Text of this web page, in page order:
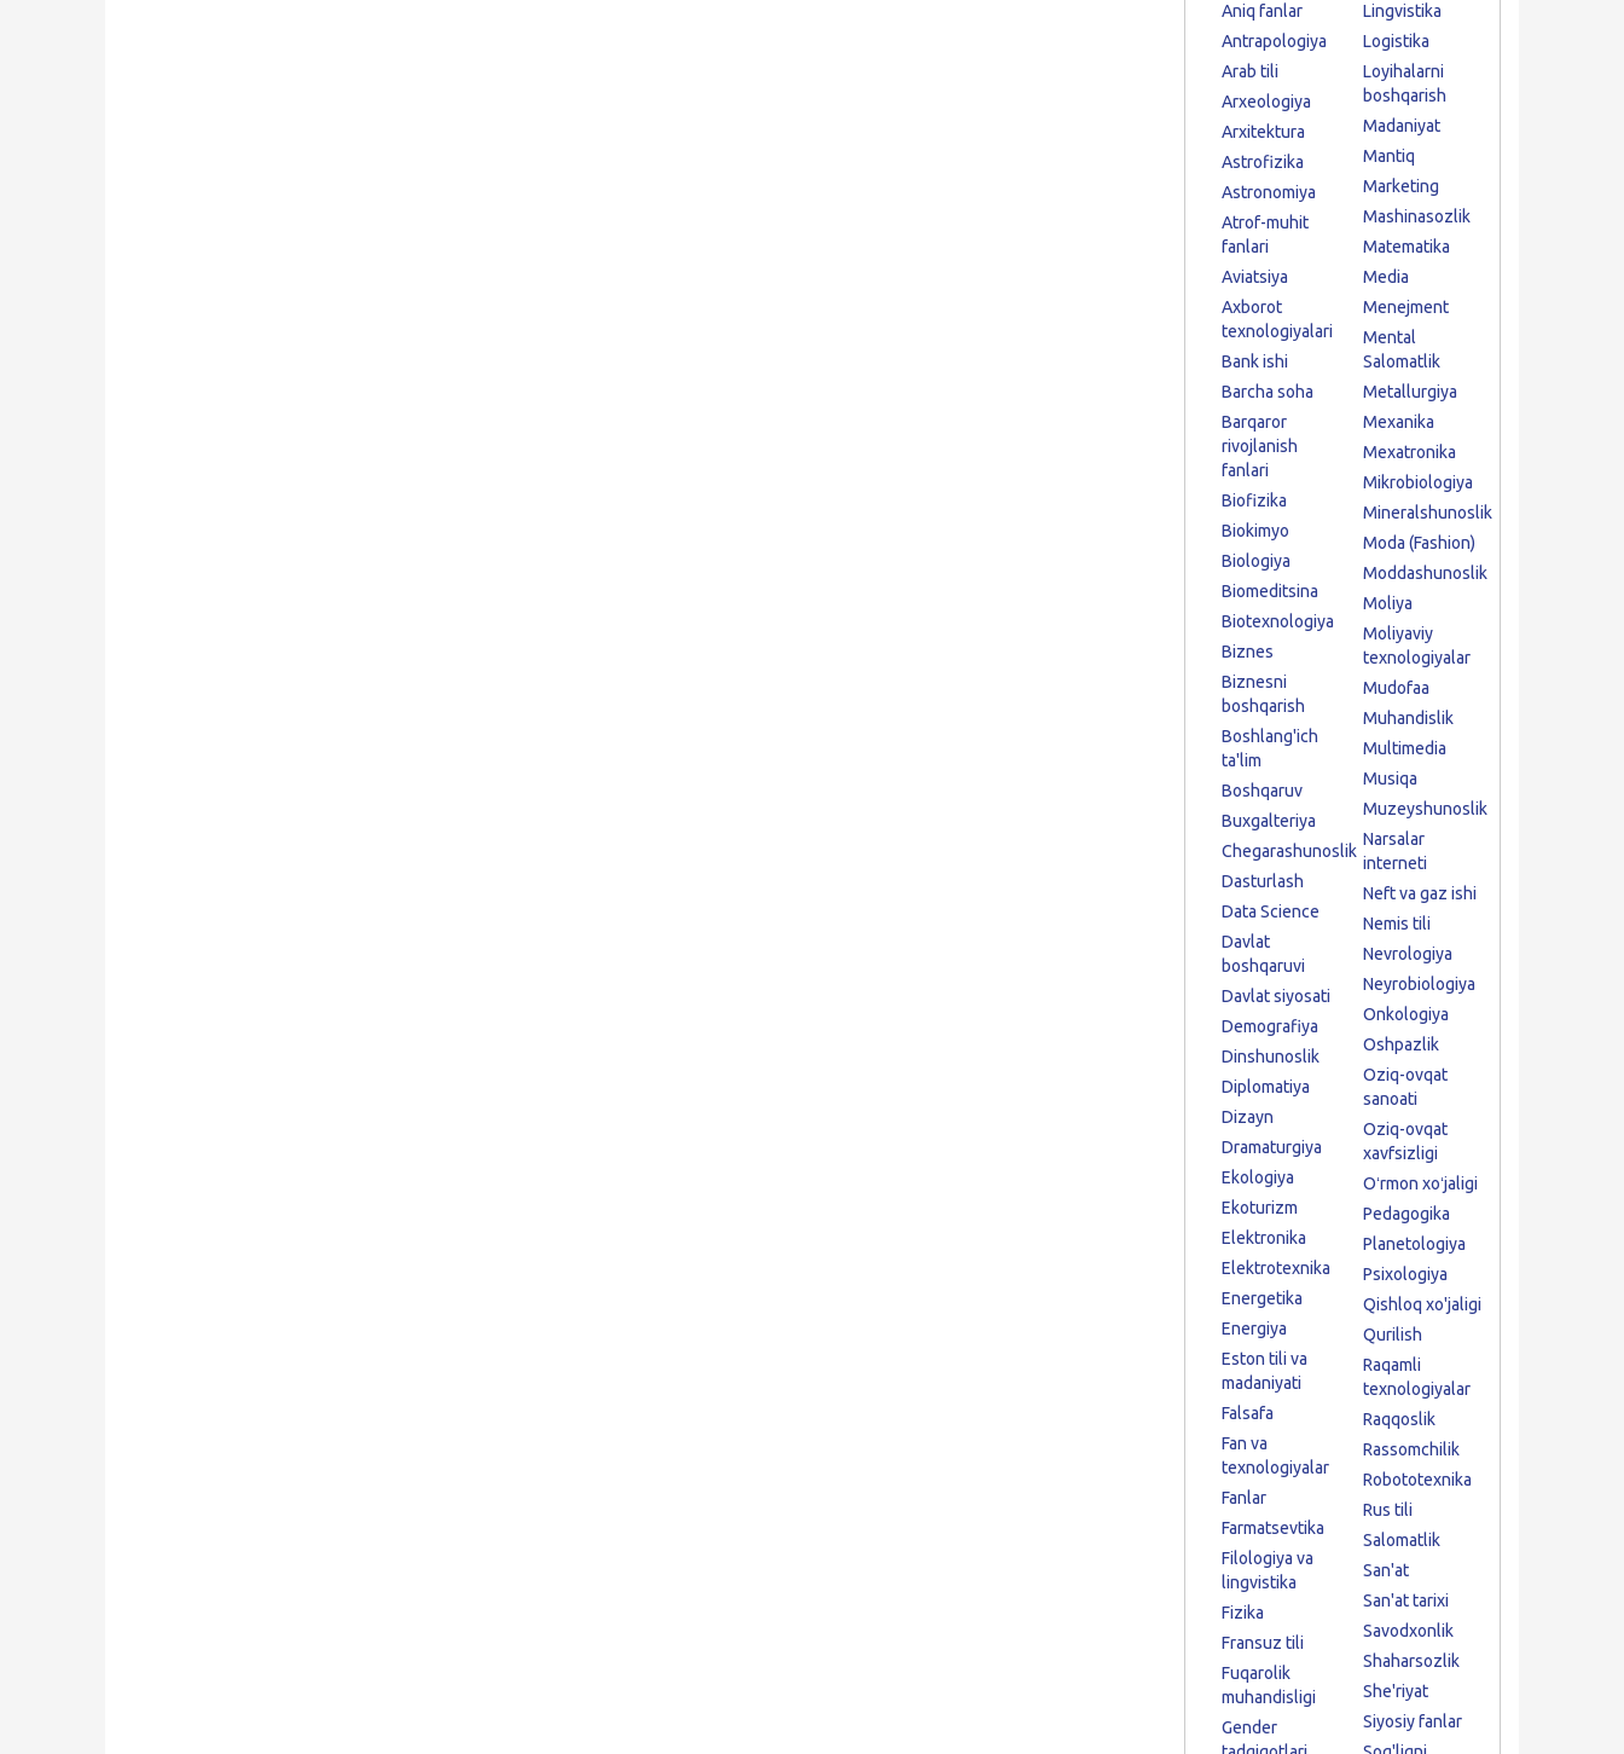
Aniq fanlar
Antrapologiya
Arab tili
Arxeologiya
Arxitektura
Astrofizika
Astronomiya
Atrof-muhit
fanlari
Aviatsiya
Axborot
texnologiyalari
Bank ishi
Barcha soha
Barqaror
rivojlanish
fanlari
Biofizika
Biokimyo
Biologiya
Biomeditsina
Biotexnologiya
Biznes
Biznesni
boshqarish
Boshlang'ich
ta'lim
Boshqaruv
Buxgalteriya
Chegarashunoslik
Dasturlash
Data Science
Davlat
boshqaruvi
Davlat siyosati
Demografiya
Dinshunoslik
Diplomatiya
Dizayn
Dramaturgiya
Ekologiya
Ekoturizm
Elektronika
Elektrotexnika
Energetika
Energiya
Eston tili va
madaniyati
Falsafa
Fan va
texnologiyalar
Fanlar
Farmatsevtika
Filologiya va
lingvistika
Fizika
Fransuz tili
Fuqarolik
muhandisligi
Gender
Lingvistika
Logistika
Loyihalarni
boshqarish
Madaniyat
Mantiq
Marketing
Mashinasozlik
Matematika
Media
Menejment
Mental
Salomatlik
Metallurgiya
Mexanika
Mexatronika
Mikrobiologiya
Mineralshunoslik
Moda (Fashion)
Moddashunoslik
Moliya
Moliyaviy
texnologiyalar
Mudofaa
Muhandislik
Multimedia
Musiqa
Muzeyshunoslik
Narsalar
interneti
Neft va gaz ishi
Nemis tili
Nevrologiya
Neyrobiologiya
Onkologiya
Oshpazlik
Oziq-ovqat
sanoati
Oziq-ovqat
xavfsizligi
Oʻrmon xoʻjaligi
Pedagogika
Planetologiya
Psixologiya
Qishloq xo'jaligi
Qurilish
Raqamli
texnologiyalar
Raqqoslik
Rassomchilik
Robototexnika
Rus tili
Salomatlik
San'at
San'at tarixi
Savodxonlik
Shaharsozlik
She'riyat
Siyosiy fanlar